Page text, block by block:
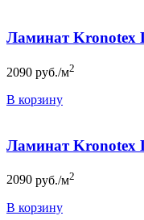
Ламинат Kronotex
2090 руб./м2
В корзину
Ламинат Kronotex
2090 руб./м2
В корзину